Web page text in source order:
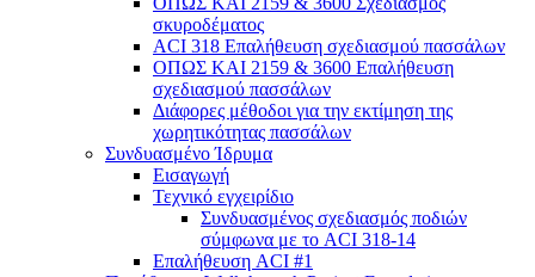
σκυροδέματος
ACI 318 Επαλήθευση σχεδιασμού πασσάλων
ΟΠΩΣ ΚΑΙ 2159 & 3600 Επαλήθευση
σχεδιασμού πασσάλων
Διάφορες μέθοδοι για την εκτίμηση της
χωρητικότητας πασσάλων
Συνδυασμένο Ίδρυμα
Εισαγωγή
Τεχνικό εγχειρίδιο
Συνδυασμένος σχεδιασμός ποδιών
σύμφωνα με το ACI 318-14
Επαλήθευση ACI #1